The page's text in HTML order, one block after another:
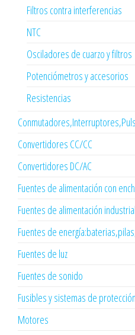
Filtros contra interferencias
NTC
Osciladores de cuarzo y filtros
Potenciómetros y accesorios
Resistencias
Convertidores CC/CC
Convertidores DC/AC
Fuentes de alimentación con
Fuentes de alimentación
Fuentes de
Fuentes de luz
Fuentes de sonido
Fusibles y sistemas de protección
Motores